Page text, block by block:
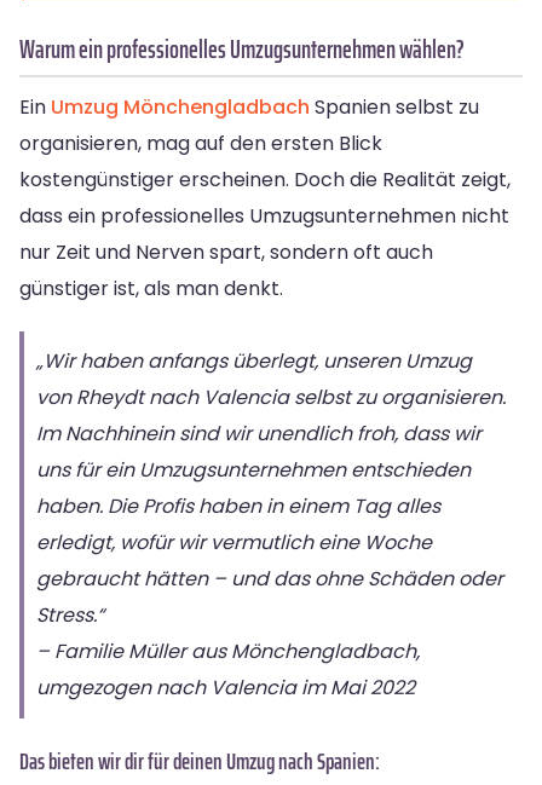
Warum ein professionelles Umzugsunternehmen wählen?
Ein Umzug Mönchengladbach Spanien selbst zu
organisieren, mag auf den ersten Blick
kostengünstiger erscheinen. Doch die Realität zeigt,
dass ein professionelles Umzugsunternehmen nicht
nur Zeit und Nerven spart, sondern oft auch
günstiger ist, als man denkt.
„Wir haben anfangs überlegt, unseren Umzug
von Rheydt nach Valencia selbst zu organisieren.
Im Nachhinein sind wir unendlich froh, dass wir
uns für ein Umzugsunternehmen entschieden
haben. Die Profis haben in einem Tag alles
erledigt, wofür wir vermutlich eine Woche
gebraucht hätten – und das ohne Schäden oder
Stress.“
– Familie Müller aus Mönchengladbach,
umgezogen nach Valencia im Mai 2022
Das bieten wir dir für deinen Umzug nach Spanien: